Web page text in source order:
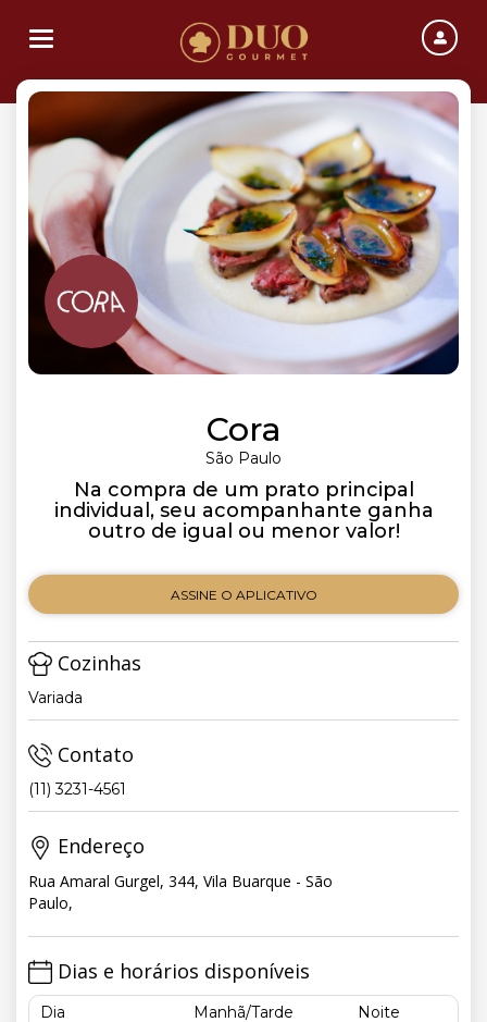
Toggle navigation
Cora
São Paulo
Na compra de um prato principal
individual, seu acompanhante ganha
outro de igual ou menor valor!
ASSINE O APLICATIVO
Cozinhas
Variada
Contato
(11) 3231-4561
Endereço
Rua Amaral Gurgel, 344, Vila Buarque - São
Paulo,
Dias e horários disponíveis
Dia Manhã/Tarde
Noite